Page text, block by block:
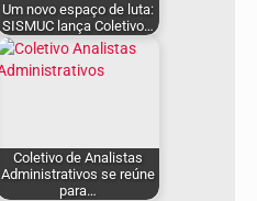
Um novo espaço de luta:
SISMUC lança Coletivo…
Coletivo de Analistas
Administrativos se reúne
para…